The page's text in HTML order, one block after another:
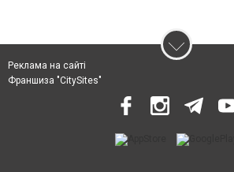
Реклама на сайті
Франшиза "CitySites"